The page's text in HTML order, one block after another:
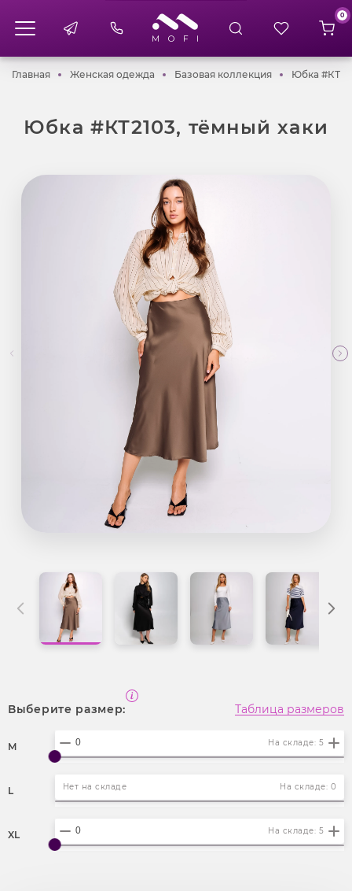
0
ГлавнаяГлавнаяЖенская одежда Женская одежда
Базовая коллекцияБазовая
Юбка
Юбка #КТ2103, тёмный хаки
Выберите размер: Таблица размеров
M На складе: 5
L Нет на складе На складе: 0
XL На складе: 5